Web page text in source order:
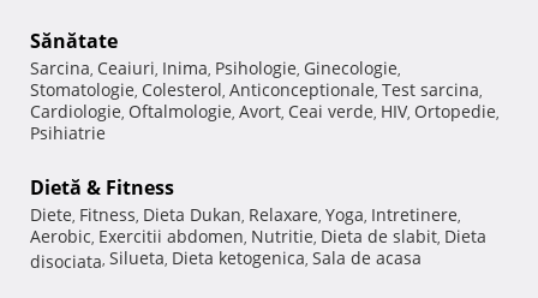
Sănătate
Sarcina, Ceaiuri, Inima, Psihologie, Ginecologie,
Stomatologie, Colesterol, Anticonceptionale, Test sarcina,
Cardiologie, Oftalmologie, Avort, Ceai verde, HIV, Ortopedie,
Psihiatrie
Dietă & Fitness
Diete, Fitness, Dieta Dukan, Relaxare, Yoga, Intretinere,
Aerobic, Exercitii abdomen, Nutritie, Dieta de slabit, Dieta
disociata, Silueta, Dieta ketogenica, Sala de acasa